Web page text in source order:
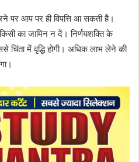
पर आप पर ही विपत्ति आ सकती है।
का जामिन न दें। निर्णयशक्ति के
चिंता में वृद्धि होगी। अधिक लाभ लेने की